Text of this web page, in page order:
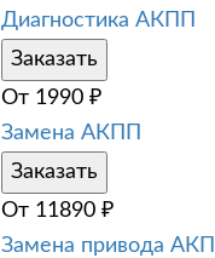
Диагностика АКПП
Заказать
От 1990 ₽
Замена АКПП
Заказать
От 11890 ₽
Замена привода